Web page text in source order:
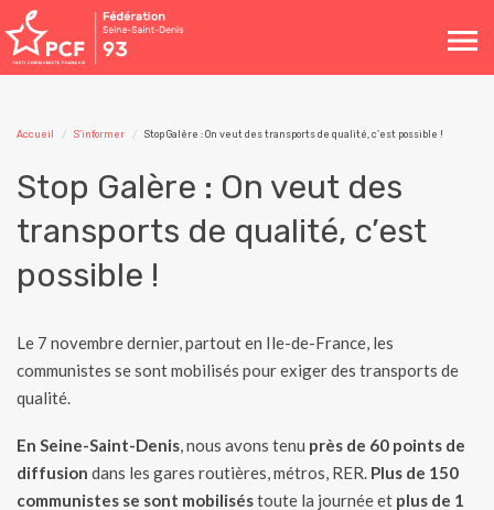
Toggle
navigation
Accueil S'informer Stop Galère : On veut des transports de qualité, c’est possible !
Stop Galère : On veut des
transports de qualité, c’est
possible !
Le 7 novembre dernier, partout en Ile-de-France, les
communistes se sont mobilisés pour exiger des transports de
qualité.
En Seine-Saint-Denis, nous avons tenu près de 60 points de
diffusion dans les gares routières, métros, RER. Plus de 150
communistes se sont mobiliséstoute la journée et plus de 1